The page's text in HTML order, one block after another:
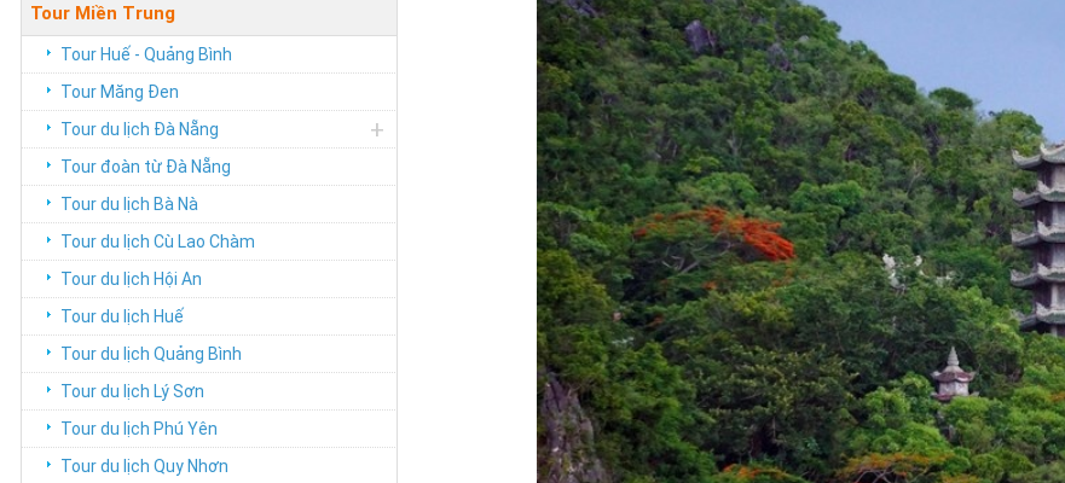
Tour Miền Trung
Tour Huế - Quảng Bình
Tour Măng Đen
Tour du lịch Đà Nẵng
+
Tour đoàn từ Đà Nẵng
Tour du lịch Bà Nà
Tour du lịch Cù Lao Chàm
Tour du lịch Hội An
Tour du lịch Huế
Tour du lịch Quảng Bình
Tour du lịch Lý Sơn
Tour du lịch Phú Yên
Tour du lịch Quy Nhơn